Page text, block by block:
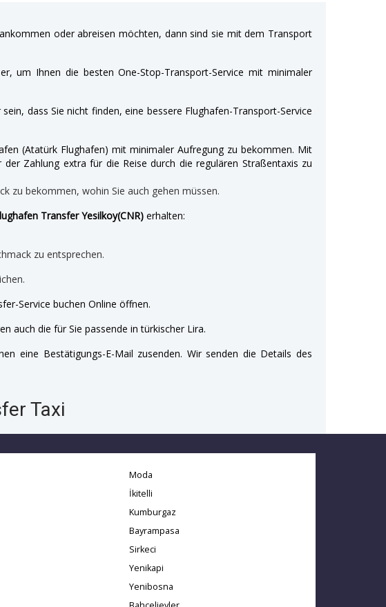
oder abreisen möchten, dann sind sie mit dem Transport
um Ihnen die besten One-Stop-Transport-Service mit minimaler
dass Sie nicht finden, eine bessere Flughafen-Transport-Service
(Atatürk Flughafen) mit minimaler Aufregung zu bekommen. Mit
Zahlung extra für die Reise durch die regulären Straßentaxis zu
zu bekommen, wohin Sie auch gehen müssen.
Transfer Yesilkoy(CNR) erhalten:
zu entsprechen.
Service buchen Online öffnen.
auch die für Sie passende in türkischer Lira.
eine Bestätigungs-E-Mail zusenden. Wir senden die Details des
Taxi
Moda
İkitelli
Kumburgaz
Bayrampasa
Sirkeci
Yenikapi
Yenibosna